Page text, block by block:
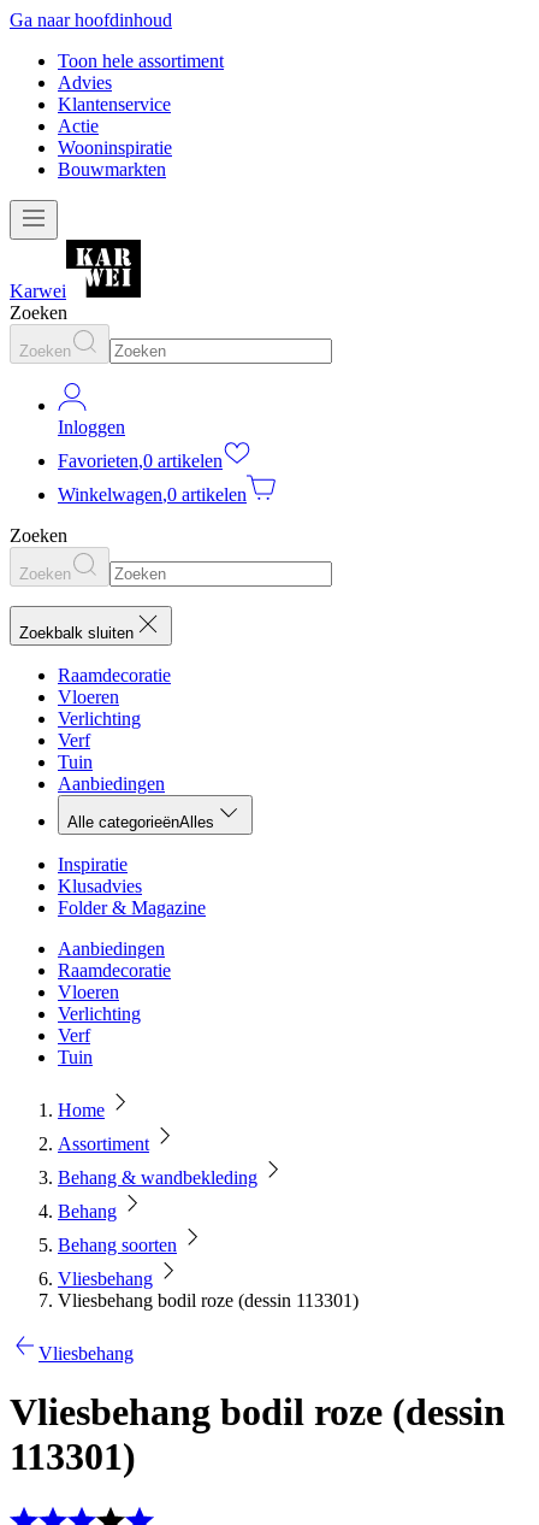
Ga naar hoofdinhoud
Toon hele assortiment
Advies
Klantenservice
Actie
Wooninspiratie
Bouwmarkten
Karwei
Zoeken
Zoeken
Inloggen
Favorieten,0 artikelen
Winkelwagen,0 artikelen
Zoeken
Zoeken
Zoekbalk sluiten
Raamdecoratie
Vloeren
Verlichting
Verf
Tuin
Aanbiedingen
Alle categorieënAlles
Inspiratie
Klusadvies
Folder & Magazine
Aanbiedingen
Raamdecoratie
Vloeren
Verlichting
Verf
Tuin
Home
Assortiment
Behang & wandbekleding
Behang
Behang soorten
Vliesbehang
Vliesbehang bodil roze (dessin 113301)
Vliesbehang
Vliesbehang bodil roze (dessin
113301)